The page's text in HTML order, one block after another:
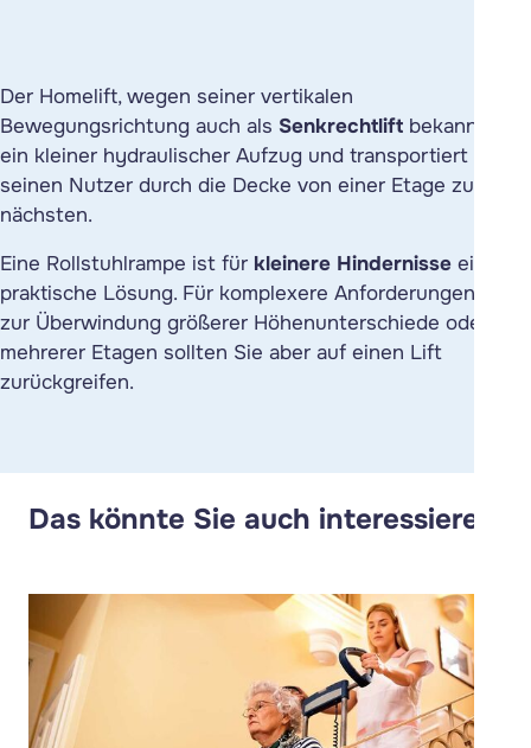
Der Homelift, wegen seiner vertikalen
Bewegungsrichtung auch als Senkrechtlift bekannt, ist
ein kleiner hydraulischer Aufzug und transportiert
seinen Nutzer durch die Decke von einer Etage zur
nächsten.
Eine Rollstuhlrampe ist für kleinere Hindernisse eine
praktische Lösung. Für komplexere Anforderungen oder
zur Überwindung größerer Höhenunterschiede oder gar
mehrerer Etagen sollten Sie aber auf einen Lift
zurückgreifen.
Das könnte Sie auch interessieren